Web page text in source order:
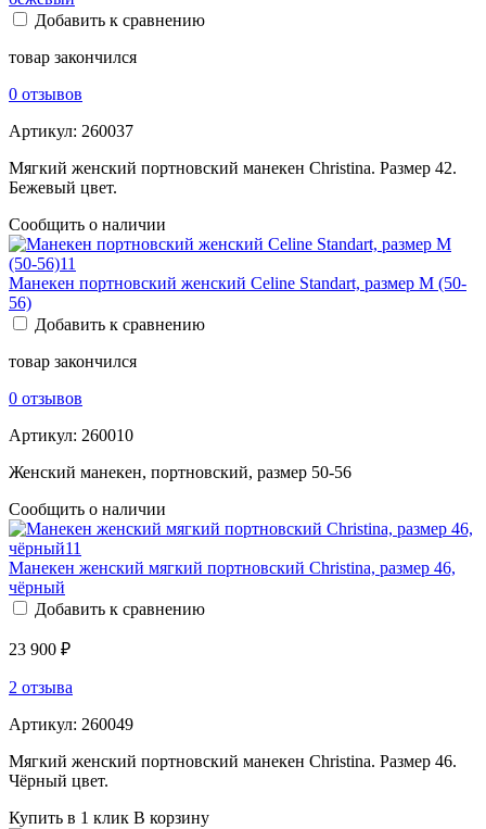
Добавить к сравнению
товар закончился
0 отзывов
Артикул: 260037
Мягкий женский портновский манекен Christina. Размер 42.
Бежевый цвет.
Сообщить о наличии
Манекен портновский женский Celine Standart, размер М (50-
56)
Добавить к сравнению
товар закончился
0 отзывов
Артикул: 260010
Женский манекен, портновский, размер 50-56
Сообщить о наличии
Манекен женский мягкий портновский Christina, размер 46,
чёрный
Добавить к сравнению
23 900 ₽
2 отзыва
Артикул: 260049
Мягкий женский портновский манекен Christina. Размер 46.
Чёрный цвет.
Купить в 1 клик В корзину